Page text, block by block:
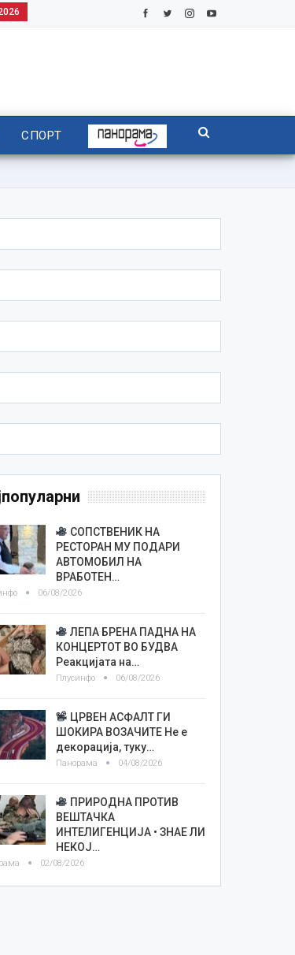
СПОРТ
СОПСТВЕНИК НА
РЕСТОРАН МУ ПОДАРИ
АВТОМОБИЛ НА
ВРАБОТЕН…
06/08/2026
ЛЕПА БРЕНА ПАДНА НА
КОНЦЕРТОТ ВО БУДВА
Реакцијата на…
Плусинфо 06/08/2026
ЦРВЕН АСФАЛТ ГИ
ШОКИРА ВОЗАЧИТЕ Не е
декорација, туку…
Панорама 04/08/2026
ПРИРОДНА ПРОТИВ
ВЕШТАЧКА
ИНТЕЛИГЕНЦИЈА • ЗНАЕ ЛИ
НЕКОЈ…
02/08/2026